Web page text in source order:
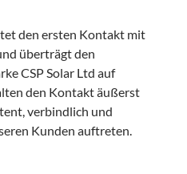
den ersten Kontakt mit
überträgt den
CSP Solar Ltd auf
den Kontakt äußerst
verbindlich und
Kunden auftreten.